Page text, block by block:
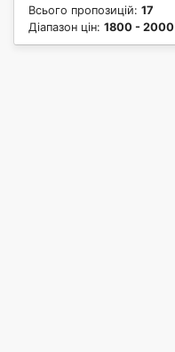
Всього пропозицій: 17
Діапазон цін: 1800 - 2000